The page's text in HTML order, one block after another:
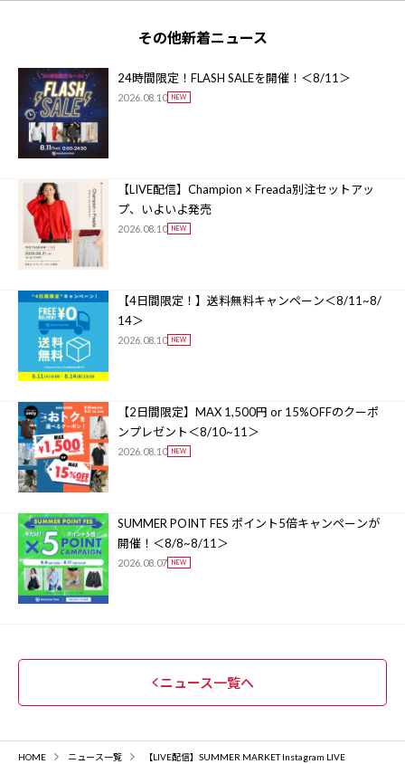
その他新着ニュース
24時間限定！FLASH SALEを開催！＜8/11＞
2026.08.10
【LIVE配信】Champion × Freada別注セットアッ
プ、いよいよ発売
2026.08.10
【4日間限定！】送料無料キャンペーン＜8/11~8/
14＞
2026.08.10
【2日間限定】MAX 1,500円 or 15%OFFのクーポ
ンプレゼント＜8/10~11＞
2026.08.10
SUMMER POINT FES ポイント5倍キャンペーンが
開催！＜8/8~8/11＞
2026.08.07
ニュース一覧へ
HOME ニュース一覧 【LIVE配信】SUMMER MARKET Instagram LIVE